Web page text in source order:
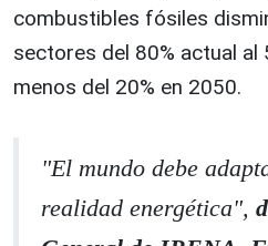
combustibles fósiles
sectores del 80% actual al
menos del 20% en 2050.
"El mundo debe
realidad energética",